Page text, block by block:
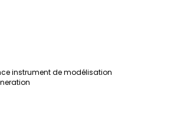
instrument de modélisation